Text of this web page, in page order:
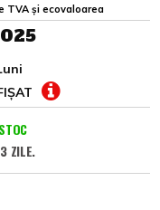
TVA și ecovaloarea
ZILE.